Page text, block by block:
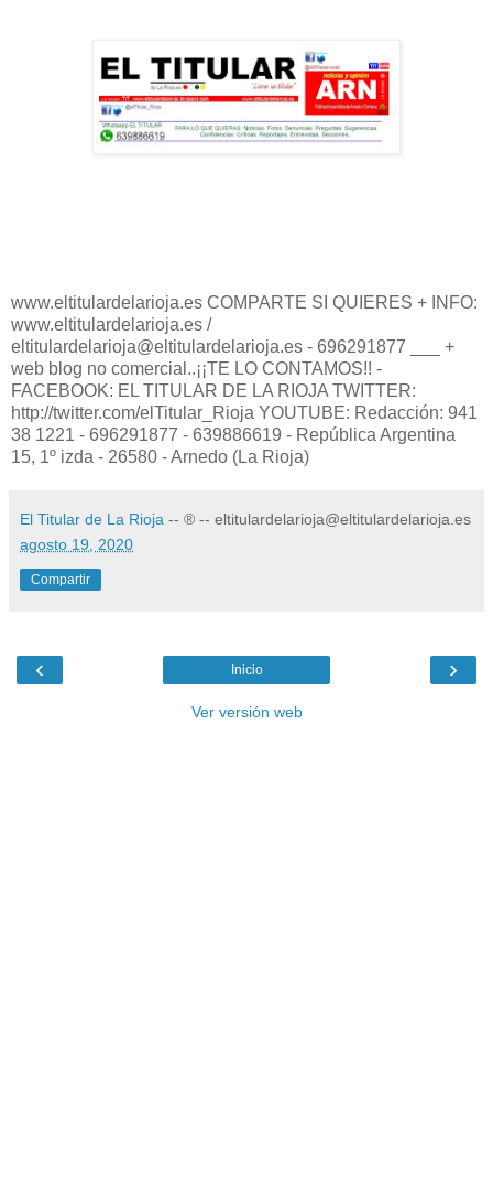
www.eltitulardelarioja.es COMPARTE SI QUIERES + INFO:
www.eltitulardelarioja.es /
eltitulardelarioja@eltitulardelarioja.es - 696291877 ___ +
web blog no comercial..¡¡TE LO CONTAMOS!! -
FACEBOOK: EL TITULAR DE LA RIOJA TWITTER:
http://twitter.com/elTitular_Rioja YOUTUBE: Redacción: 941
38 1221 - 696291877 - 639886619 - República Argentina
15, 1º izda - 26580 - Arnedo (La Rioja)
El Titular de La Rioja -- ® -- eltitulardelarioja@eltitulardelarioja.es
agosto 19, 2020
Compartir
‹ ›
Inicio
Ver versión web